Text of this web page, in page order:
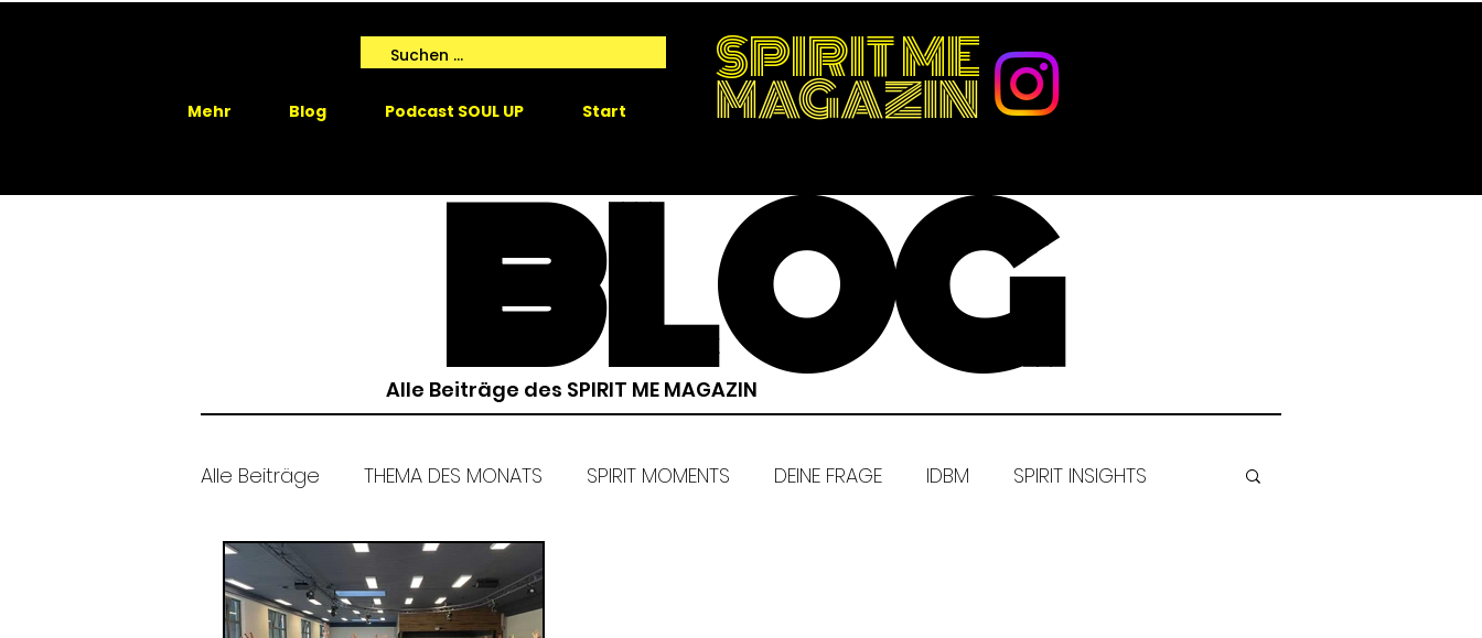
Start
Podcast SOUL UP
Blog
Mehr
SPIRIT ME
MAGAZIN
BLOG
Alle Beiträge des SPIRIT ME MAGAZIN
Alle Beiträge THEMA DES MONATS SPIRIT MOMENTS DEINE FRAGE IDBM SPIRIT INSIGHTS
SPIRIT ME EVENTS SPIRIT ME EXPERIENCE